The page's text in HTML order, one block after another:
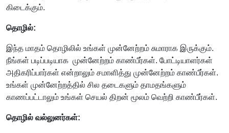
கிடைக்கும்.
தொழில்:
இந்த மாதம் தொழிலில் உங்கள் முன்னேற்றம் சுமாராக இருக்கும்.
நீங்கள் படிப்படியாக முன்னேற்றம் காண்பீர்கள். போட்டியாளர்கள்
அதிகரிப்பார்கள் என்றாலும் சமாளித்து முன்னேற்றம் காண்பீர்கள்.
உங்கள் முன்னேற்றத்தில் சில தடைகளும் தாமதங்களும்
காணப்பட்டாலும் உங்கள் செயல் திறன் மூலம் வெற்றி காண்பீர்கள்.
தொழில் வல்லுனர்கள்: